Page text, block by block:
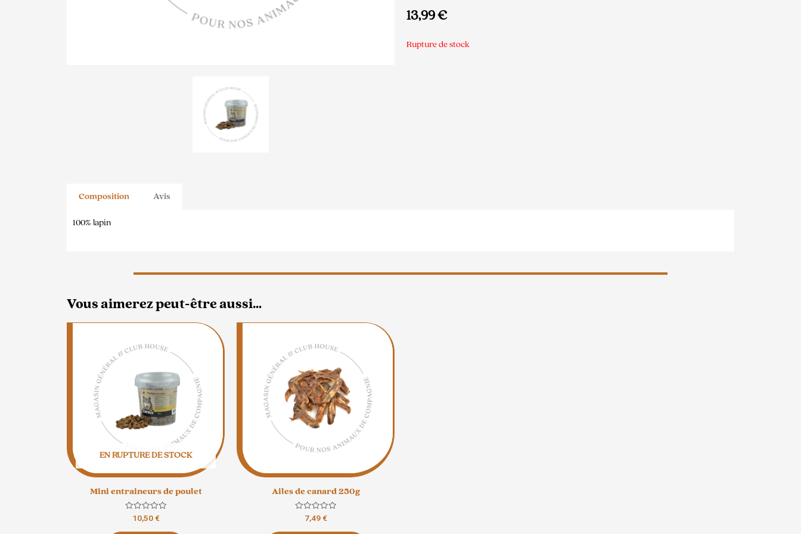
13,99€
Rupture de stock
Composition Avis
100% lapin
Vous aimerez peut-être aussi…
EN RUPTURE DE STOCK
Mini entraineurs de poulet
Note
sur
10,50€
Ailes de canard 250g
Note
sur
7,49€